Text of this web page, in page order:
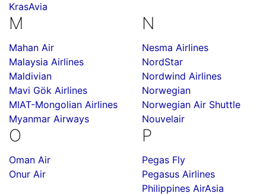
KrasAvia
M
Mahan Air
Malaysia Airlines
Maldivian
Mavi Gök Airlines
MIAT-Mongolian Airlines
Myanmar Airways
N
Nesma Airlines
NordStar
Nordwind Airlines
Norwegian
Norwegian Air Shuttle
Nouvelair
O
Oman Air
Onur Air
P
Pegas Fly
Pegasus Airlines
Philippines AirAsia